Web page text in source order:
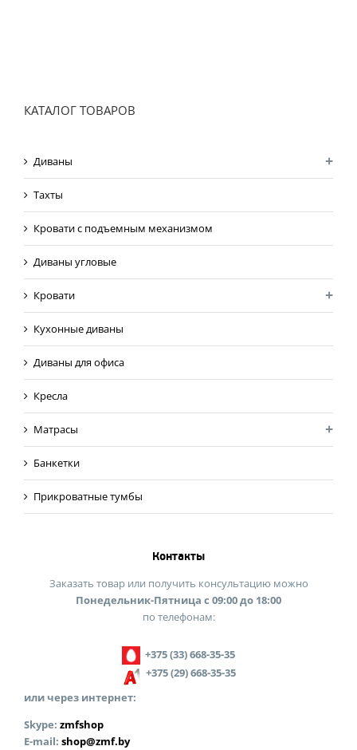
КАТАЛОГ ТОВАРОВ
Диваны
Тахты
Кровати с подъемным механизмом
Диваны угловые
Кровати
Кухонные диваны
Диваны для офиса
Кресла
Матрасы
Банкетки
Прикроватные тумбы
Контакты
Заказать товар или получить консультацию можно
Понедельник-Пятница с 09:00 до 18:00
по телефонам:
+375 (33) 668-35-35
+375 (29) 668-35-35
или через интернет:
Skype: zmfshop
E-mail: shop@zmf.by